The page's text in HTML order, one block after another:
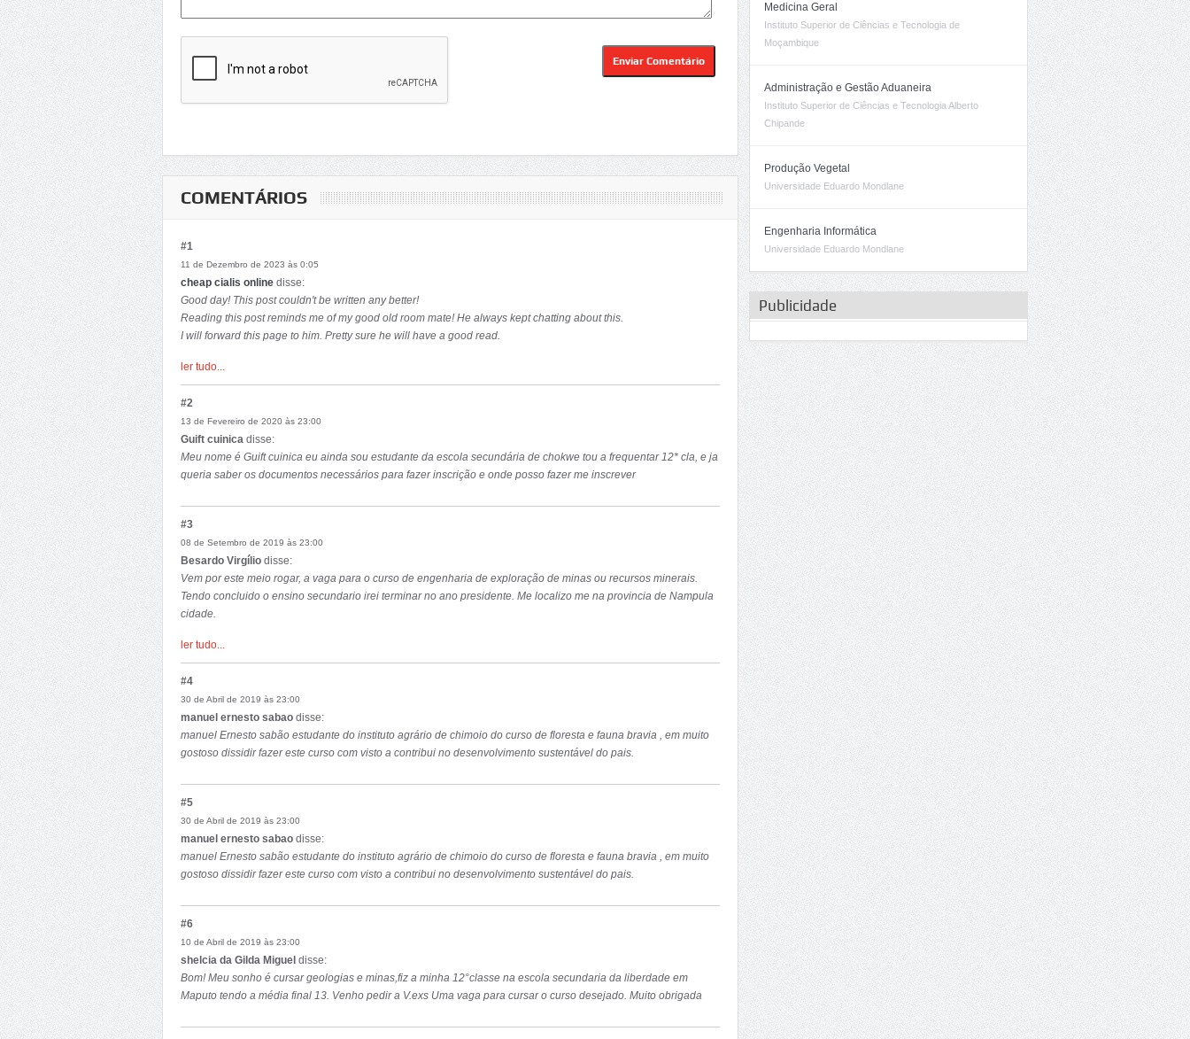
COMENTÁRIOS
#1
11 de Dezembro de 2023 às 0:05
cheap cialis online disse:
Good day! This post couldn't be written any better!
Reading this post reminds me of my good old room mate! He always kept chatting about this.
I will forward this page to him. Pretty sure he will have a good read.
ler tudo...
#2
13 de Fevereiro de 2020 às 23:00
Guift cuinica disse:
Meu nome é Guift cuinica eu ainda sou estudante da escola secundária de chokwe tou a frequentar 12* cla, e ja
queria saber os documentos necessários para fazer inscrição e onde posso fazer me inscrever
#3
08 de Setembro de 2019 às 23:00
Besardo Virgílio disse:
Vem por este meio rogar, a vaga para o curso de engenharia de exploração de minas ou recursos minerais.
Tendo concluido o ensino secundario irei terminar no ano presidente. Me localizo me na provincia de Nampula
cidade.
Espero uma boa retrocedencia.
Muito Obrigado.
ler tudo...
#4
30 de Abril de 2019 às 23:00
manuel ernesto sabao disse:
manuel Ernesto sabão estudante do instituto agrário de chimoio do curso de floresta e fauna bravia , em muito
gostoso dissidir fazer este curso com visto a contribui no desenvolvimento sustentável do pais.
#5
30 de Abril de 2019 às 23:00
manuel ernesto sabao disse:
manuel Ernesto sabão estudante do instituto agrário de chimoio do curso de floresta e fauna bravia , em muito
gostoso dissidir fazer este curso com visto a contribui no desenvolvimento sustentável do pais.
#6
10 de Abril de 2019 às 23:00
shelcia da Gilda Miguel disse:
Bom! Meu sonho é cursar geologias e minas,fiz a minha 12°classe na escola secundaria da liberdade em
Maputo tendo a média final 13. Venho pedir a V.exs Uma vaga para cursar o curso desejado. Muito obrigada
Medicina Geral
Instituto Superior de Ciências e Tecnologia de
Moçambique
Administração e Gestão Aduaneira
Instituto Superior de Ciências e Tecnologia Alberto
Chipande
Produção Vegetal
Universidade Eduardo Mondlane
Engenharia Informática
Universidade Eduardo Mondlane
Publicidade